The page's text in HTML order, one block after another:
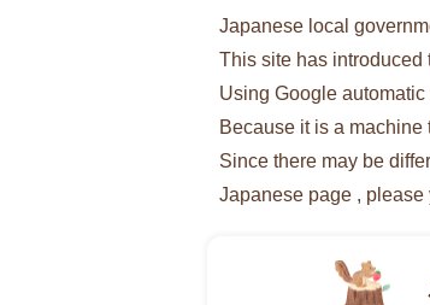
Japanese local
This site has introduced
Using Google
Because it is a
Since there may be
Japanese page , please